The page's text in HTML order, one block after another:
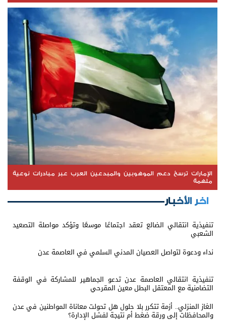
الإمارات ترسخ دعم الموهوبين والمبدعين العرب عبر مبادرات نوعية
ملهمة
اخر الأخبار
تنفيذية انتقالي الضالع تعقد اجتماعًا موسعًا وتؤكد مواصلة التصعيد
الشعبي
نداء ودعوة لتواصل العصيان المدني السلمي في العاصمة عدن
تنفيذية انتقالي العاصمة عدن تدعو الجماهير للمشاركة في الوقفة
التضامنية مع المعتقل البطل معين المقرحي
الغاز المنزلي.. أزمة تتكرر بلا حلول هل تحولت معاناة المواطنين في عدن
والمحافظات إلى ورقة ضغط أم نتيجة لفشل الإدارة؟